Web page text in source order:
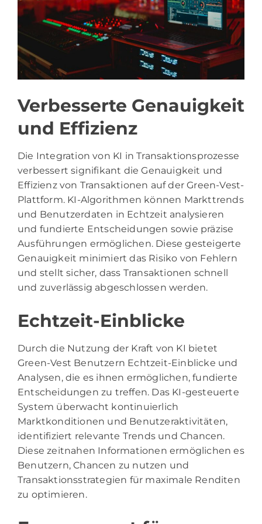
Verbesserte Genauigkeit
und Effizienz
Die Integration von KI in Transaktionsprozesse
verbessert signifikant die Genauigkeit und
Effizienz von Transaktionen auf der Green-Vest-
Plattform. KI-Algorithmen können Markttrends
und Benutzerdaten in Echtzeit analysieren
und fundierte Entscheidungen sowie präzise
Ausführungen ermöglichen. Diese gesteigerte
Genauigkeit minimiert das Risiko von Fehlern
und stellt sicher, dass Transaktionen schnell
und zuverlässig abgeschlossen werden.
Echtzeit-Einblicke
Durch die Nutzung der Kraft von KI bietet
Green-Vest Benutzern Echtzeit-Einblicke und
Analysen, die es ihnen ermöglichen, fundierte
Entscheidungen zu treffen. Das KI-gesteuerte
System überwacht kontinuierlich
Marktkonditionen und Benutzeraktivitäten,
identifiziert relevante Trends und Chancen.
Diese zeitnahen Informationen ermöglichen es
Benutzern, Chancen zu nutzen und
Transaktionsstrategien für maximale Renditen
zu optimieren.